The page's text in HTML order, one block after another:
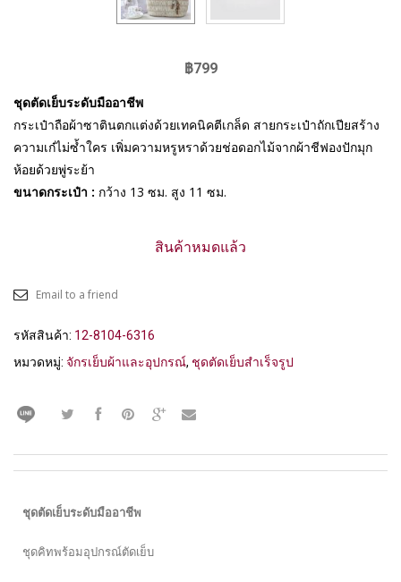
฿799
ชุดตัดเย็บระดับมืออาชีพ
กระเป๋าถือผ้าซาตินตกแต่งด้วยเทคนิคตีเกล็ด สายกระเป๋าถักเปียสร้าง
ความเก๋ไม่ซ้ำใคร เพิ่มความหรูหราด้วยช่อดอกไม้จากผ้าชีฟองปักมุก
ห้อยด้วยพู่ระย้า
ขนาดกระเป๋า : กว้าง 13 ซม. สูง 11 ซม.
สินค้าหมดแล้ว
Email to a friend
รหัสสินค้า: 12-8104-6316
หมวดหมู่: จักรเย็บผ้าและอุปกรณ์, ชุดตัดเย็บสำเร็จรูป
ชุดตัดเย็บระดับมืออาชีพ
ชุดคิทพร้อมอุปกรณ์ตัดเย็บ